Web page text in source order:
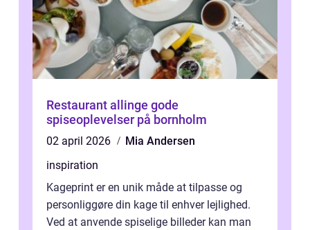
Restaurant allinge gode
spiseoplevelser på bornholm
02 april 2026
Mia Andersen
inspiration
Kageprint er en unik måde at tilpasse og
personliggøre din kage til enhver lejlighed.
Ved at anvende spiselige billeder kan man